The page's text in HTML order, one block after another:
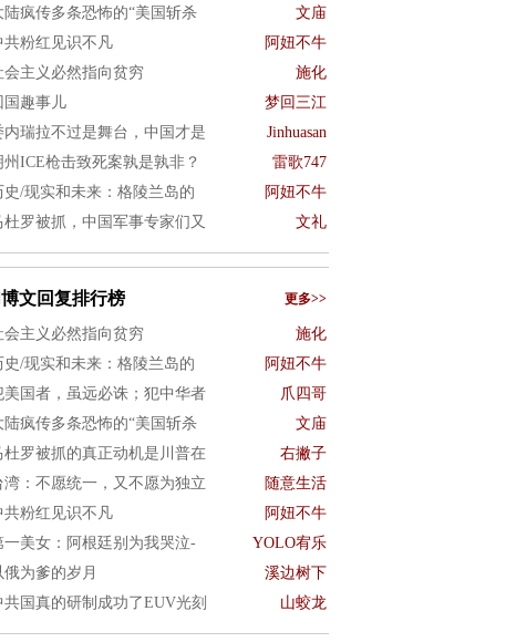
陆疯传多条恐怖的“美国斩杀 文庙
共粉红见识不凡 阿妞不牛
会主义必然指向贫穷 施化
国趣事儿 梦回三江
内瑞拉不过是舞台，中国才是 Jinhuasan
州ICE枪击致死案孰是孰非？ 雷歌747
史/现实和未来：格陵兰岛的 阿妞不牛
杜罗被抓，中国军事专家们又 文礼
文回复排行榜 更多>>
会主义必然指向贫穷 施化
史/现实和未来：格陵兰岛的 阿妞不牛
美国者，虽远必诛；犯中华者 爪四哥
陆疯传多条恐怖的“美国斩杀 文庙
杜罗被抓的真正动机是川普在 右撇子
湾：不愿统一，又不愿为独立 随意生活
共粉红见识不凡 阿妞不牛
一美女：阿根廷别为我哭泣- YOLO宥乐
俄为爹的岁月 溪边树下
共国真的研制成功了EUV光刻 山蛟龙